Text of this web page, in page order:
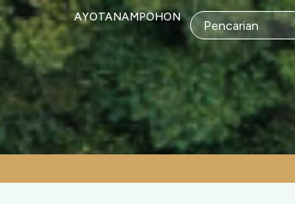
AYOTANAMPOHON